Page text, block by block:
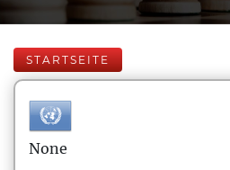
STARTSEITE
None